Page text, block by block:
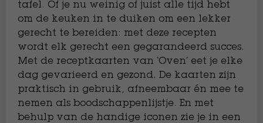
tafel. Of je nu weinig of juist alle tijd hebt
om de keuken in te duiken om een lekker
gerecht te bereiden: met deze recepten
wordt elk gerecht een gegarandeerd succes.
Met de receptkaarten van ‘Oven’ eet je elke
dag gevarieerd en gezond. De kaarten zijn
praktisch in gebruik, afneembaar én mee te
nemen als boodschappenlijstje. En met
behulp van de handige iconen zie je in een